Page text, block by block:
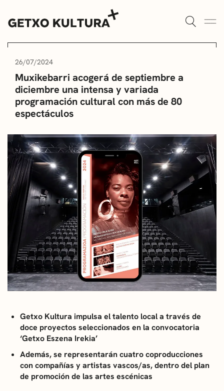
AGENDA
MUXIKEBARRI
CONTACTO
ENTRADAS
AULAS DE CULTURA
BIBLIOTECAS
ESCUELA DE MÚSICA
CONVOCATORIAS
NOTICIAS
GETXO KULTURA
AULAS DE CULTURA
ALGORTA
ROMO
26/07/2024
Muxikebarri acogerá de septiembre a
diciembre una intensa y variada
programación cultural con más de 80
espectáculos
Getxo Kultura impulsa el talento local a través de
doce proyectos seleccionados en la convocatoria
‘Getxo Eszena Irekia’
Además, se representarán cuatro coproducciones
con compañías y artistas vascos/as, dentro del plan
de promoción de las artes escénicas